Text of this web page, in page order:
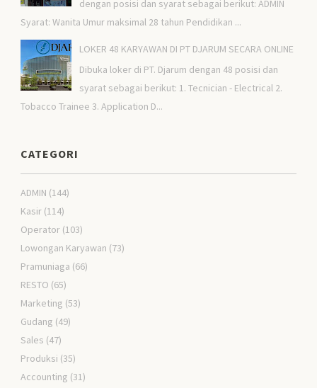
dengan posisi dan syarat sebagai berikut: ADMIN
Syarat: Wanita Umur maksimal 28 tahun Pendidikan ...
LOKER 48 KARYAWAN DI PT DJARUM SECARA ONLINE
Dibuka loker di PT. Djarum dengan 48 posisi dan
syarat sebagai berikut: 1. Tecnician - Electrical 2.
Tobacco Trainee 3. Application D...
CATEGORI
ADMIN (144)
Kasir (114)
Operator (103)
Lowongan Karyawan (73)
Pramuniaga (66)
RESTO (65)
Marketing (53)
Gudang (49)
Sales (47)
Produksi (35)
Accounting (31)